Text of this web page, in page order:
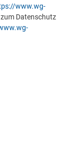
www.wg-
Datenschutz